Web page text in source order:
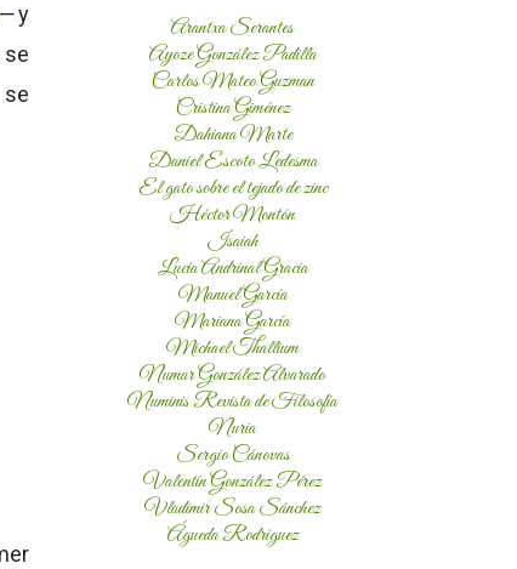
y
se
se
Arantxa Serantes
Ayoze González Padilla
Carlos Mateo Guzman
Cristina Giménez
Dahiana Marte
Daniel Escoto Ledesma
El gato sobre el tejado de zinc
Héctor Montón
Isaiah
Lucía Andrinal Gracia
Manuel García
Mariana García
Michael Thallium
Numar González Alvarado
Numinis Revista de Filosofía
Nuria
Sergio Cánovas
Valentín González Pérez
Vladimir Sosa Sánchez
Águeda Rodríguez